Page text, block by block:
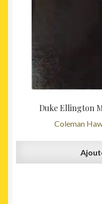
Duke Ellington
Coleman